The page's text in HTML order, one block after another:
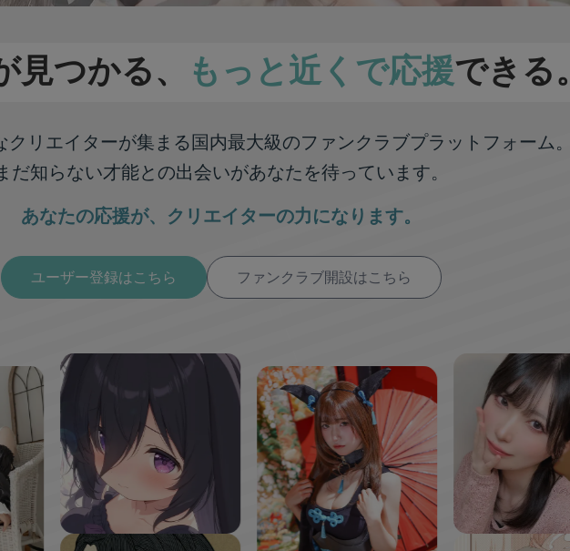
見つかる、 もっと近くで応援できる。
クリエイターが集まる国内最大級のファンクラブプラットフォーム。
だ知らない才能との出会いがあなたを待っています。
あなたの応援が、 クリエイターの力になります。
ユーザー登録はこちら ファンクラブ開設はこちら